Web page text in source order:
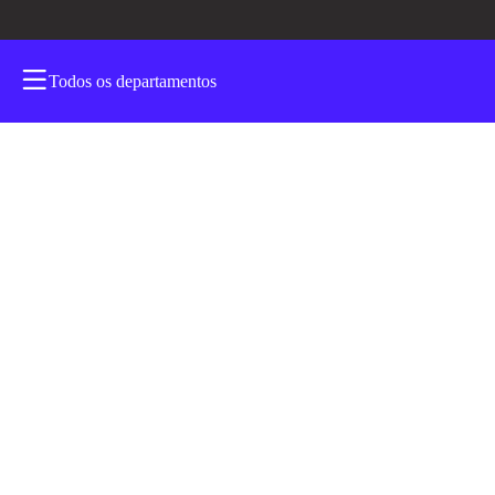
Todos os departamentos